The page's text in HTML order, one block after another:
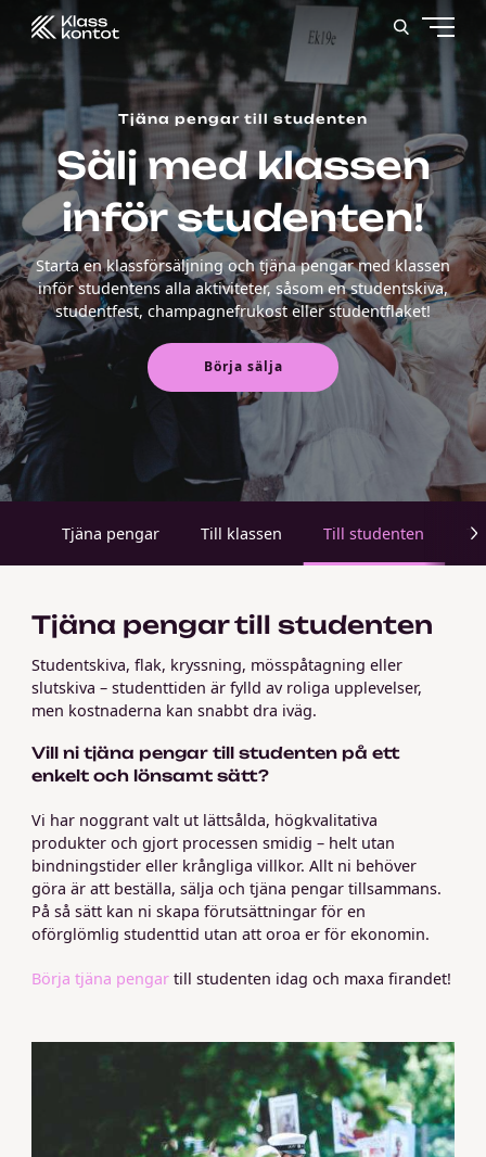
Tjäna pengar till studenten
Sälj med klassen
inför studenten!
Starta en klassförsäljning och tjäna pengar med klassen
inför studentens alla aktiviteter, såsom en studentskiva,
studentfest, champagnefrukost eller studentflaket!
Börja sälja
Tjäna pengar Till klassen Till studenten
Tjäna pengar till studenten
Studentskiva, flak, kryssning, mösspåtagning eller
slutskiva – studenttiden är fylld av roliga upplevelser,
men kostnaderna kan snabbt dra iväg.
Vill ni tjäna pengar till studenten på ett
enkelt och lönsamt sätt?
Vi har noggrant valt ut lättsålda, högkvalitativa
produkter och gjort processen smidig – helt utan
bindningstider eller krångliga villkor. Allt ni behöver
göra är att beställa, sälja och tjäna pengar tillsammans.
På så sätt kan ni skapa förutsättningar för en
oförglömlig studenttid utan att oroa er för ekonomin.
Börja tjäna pengartill studenten idag och maxa firandet!